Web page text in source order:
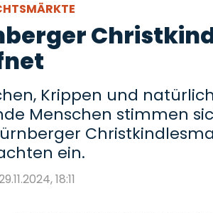
Krippen und
Menschen stimmen
ein.
18:11